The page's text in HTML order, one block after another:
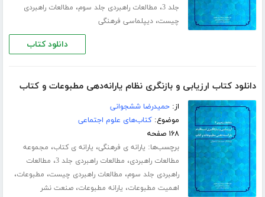
جلد 3 ، مطالعات راهبردی جلد سوم، مطالعات راهبردی
چیست،دیپلماسی فرهنگی
دانلود کتاب
دانلود کتاب ارزیابی و بازنگری نظام یارانه‌دهی مطبوعات و کتاب
از:حمیدرضا ششجوانی
موضوع:کتاب‌های علوم اجتماعی
۱۶۸ صفحه
برچسب‌ها: یارانه ی فرهنگی، یارانه ی کتاب، مجموعه
مطالعات راهبردی، مطالعات راهبردی جلد 3 ، مطالعات
راهبردی جلد سوم، مطالعات راهبردی چیست، مطبوعات،
اهمیت مطبوعات، یارانه مطبوعات،صنعت نشر